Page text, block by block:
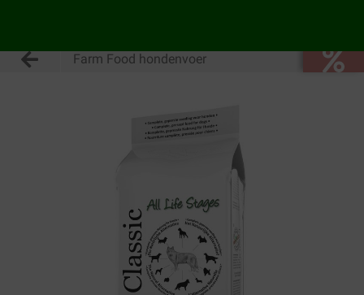
Farm Food hondenvoer